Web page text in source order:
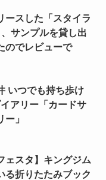
ースした「スタイラ
サンプルを貸し出
のでレビューで
いつでも持ち歩け
アリー「カードサ
」
ェスタ】キングジム
る折りたたみブック